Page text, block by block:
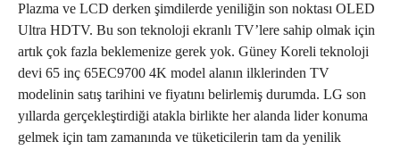
Plazma ve LCD derken şimdilerde yeniliğin son noktası OLED
Ultra HDTV. Bu son teknoloji ekranlı TV’lere sahip olmak için
artık çok fazla beklemenize gerek yok. Güney Koreli teknoloji
devi 65 inç 65EC9700 4K model alanın ilklerinden TV
modelinin satış tarihini ve fiyatını belirlemiş durumda. LG son
yıllarda gerçekleştirdiği atakla birlikte her alanda lider konuma
gelmek için tam zamanında ve tüketicilerin tam da yenilik